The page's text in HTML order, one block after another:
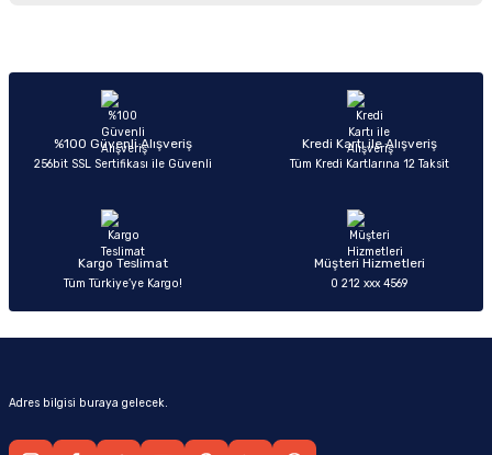
Ürün açıklamasında eksik bilgiler bulunuyor.
Ürün bilgilerinde hatalar bulunuyor.
Ürün fiyatı diğer sitelerden daha pahalı.
Sitemize ilk yorumu siz yapın!
%100 Güvenli Alışveriş
256bit SSL Sertifikası ile Güvenli
Kredi Kartı ile Alışveriş
Tüm Kredi Kartlarına 12 Taksit
Kargo Teslimat
Tüm Türkiye’ye Kargo!
Müşteri Hizmetleri
0 212 xxx 4569
Adres bilgisi buraya gelecek.